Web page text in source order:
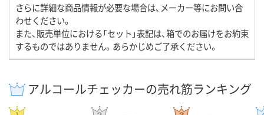
さらに詳細な商品情報が必要な場合は、メーカー等にお問い合
わせください。
また、販売単位における「セット」表記は、箱でのお届けをお約束
するものではありません。あらかじめご了承ください。
アルコールチェッカーの売れ筋ランキング